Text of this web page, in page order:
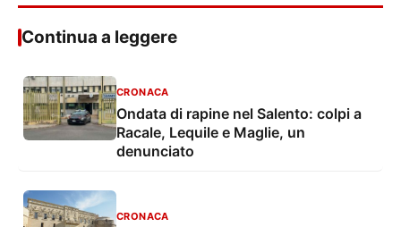
Continua a leggere
CRONACA
Ondata di rapine nel Salento: colpi a
Racale, Lequile e Maglie, un
denunciato
CRONACA